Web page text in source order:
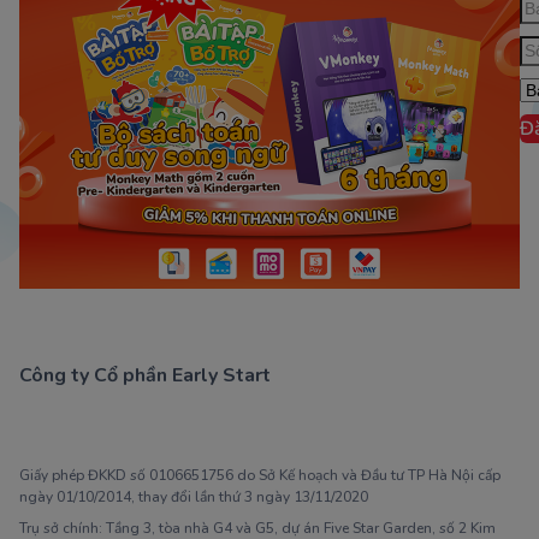
Công ty Cổ phần Early Start
Giấy phép ĐKKD số 0106651756 do Sở Kế hoạch và Đầu tư TP Hà Nội cấp
ngày 01/10/2014, thay đổi lần thứ 3 ngày 13/11/2020
Trụ sở chính: Tầng 3, tòa nhà G4 và G5, dự án Five Star Garden, số 2 Kim